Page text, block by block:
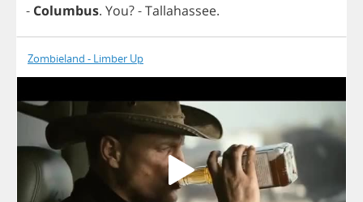
- Columbus. You?-Tallahassee.
Zombieland - Limber Up